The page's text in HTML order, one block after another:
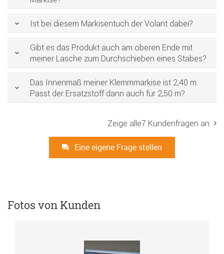
Ist bei diesem Markisentuch der Volant dabei?
Gibt es das Produkt auch am oberen Ende mit
meiner Lasche zum Durchschieben eines Stabes?
Das Innenmaß meiner Klemmmarkise ist 2,40 m.
Passt der Ersatzstoff dann auch für 2,50 m?
Zeige alle7 Kundenfragen an
Eine eigene Frage stellen
Fotos von Kunden